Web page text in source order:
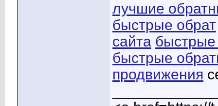
лучшие
быстрые обрат
сайта быстрые
быстрые
продвижения